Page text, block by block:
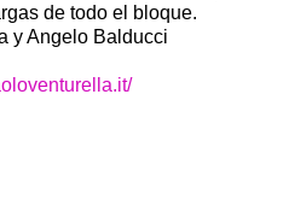
de todo el bloque.
y Angelo Balducci